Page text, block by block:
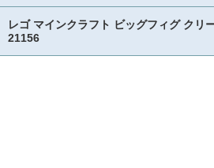
レゴ マインクラフト ビッグフィグ クリ
21156